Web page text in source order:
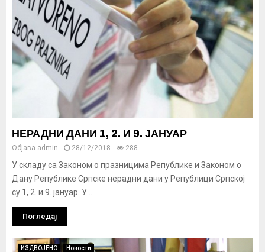
НЕРАДНИ ДАНИ 1, 2. И 9. ЈАНУАР
Објава admin 28/12/2018 288
У складу са Законом о празницима Републике и Законом о
Дану Републике Српске нерадни дани у Републици Српској
су 1, 2. и 9. јануар. У...
Погледај
ИЗДВОЈЕНО Новости